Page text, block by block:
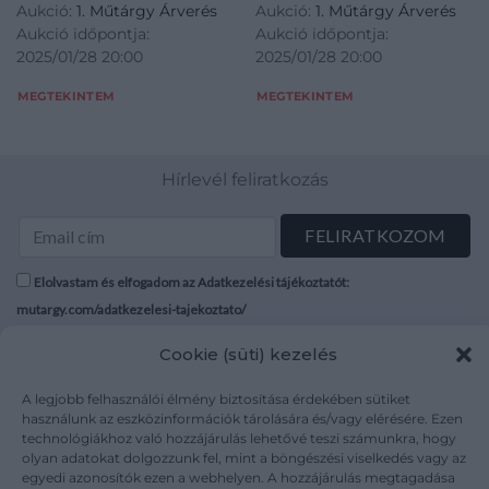
Cookie (süti) kezelés
A legjobb felhasználói élmény biztosítása érdekében sütiket
használunk az eszközinformációk tárolására és/vagy elérésére. Ezen
technológiákhoz való hozzájárulás lehetővé teszi számunkra, hogy
olyan adatokat dolgozzunk fel, mint a böngészési viselkedés vagy az
egyedi azonosítók ezen a webhelyen. A hozzájárulás megtagadása
Aukció: 1. Műtárgy Árverés
Aukció időpontja:
2025/01/28 20:00
MEGTEKINTEM
Aukció: 1. Műtárgy Árverés
Aukció időpontja:
2025/01/28 20:00
MEGTEKINTEM
Hírlevél feliratkozás
Elolvastam és elfogadom az Adatkezelési tájékoztatót:
mutargy.com/adatkezelesi-tajekoztato/
Médiaajánlat
Karrier
Kapcsolat
Áraink
ÁSZF
Adatvédelem
Impresszum